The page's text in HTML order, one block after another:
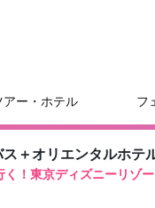
アー・ホテル フ
＋オリエンタルホテ
！東京ディズニーリゾー